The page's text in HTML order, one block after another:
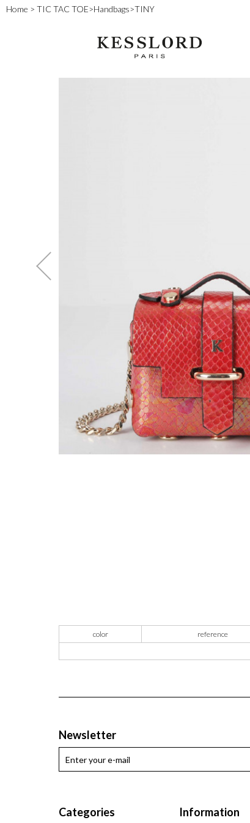
Home > TIC TAC TOE>Handbags>TINY
color reference
Newsletter
Categories Information